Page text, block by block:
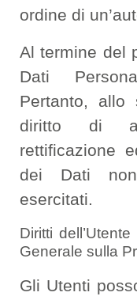
ordine di
Al termine del
Dati
Pertanto,
diritto di
rettificazione
dei Dati
esercitati.
Diritti
Generale sulla
Gli Utenti